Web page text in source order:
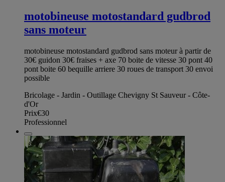
motobineuse motostandard gudbrod
sans moteur
motobineuse motostandard gudbrod sans moteur à partir de
30€ guidon 30€ fraises + axe 70 boite de vitesse 30 pont 40
pont boite 60 bequille arriere 30 roues de transport 30 envoi
possible
Bricolage - Jardin - Outillage Chevigny St Sauveur - Côte-
d'Or
Prix€30
Professionnel